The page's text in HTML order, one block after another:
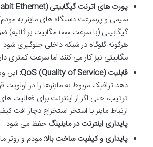
پورت های اترنت گیگابیتی (Gigabit Ethernet):
سیمی و پرسرعت دستگاه های ماینر به
گیگابیتی (با سرعت ۱۰۰۰
مگابیتی نیز کار می کنند اما سرعت کمتری
قابلیت QoS (Quality of Service):
این
دهد ترافیک مربوط به ماینرها را در اولویت
ترتیب، حتی اگر از اینترنت برای فعالیت
ارتباط ماینر با استخر استخراج دچار افت
پایداری اینترنت در ماینینگ حفظ می شود.
پایداری و کیفیت ساخت بالا: